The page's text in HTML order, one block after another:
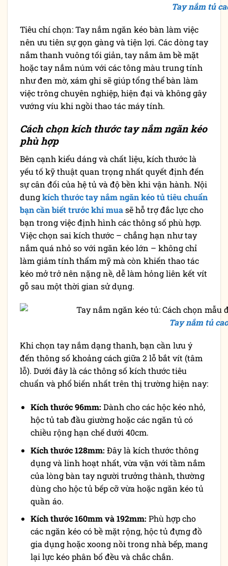
Tay nắm tủ
Tiêu chí chọn: Tay nắm ngăn kéo bàn làm việc
nên ưu tiên sự gọn gàng và tiện lợi. Các dòng tay
nắm thanh vuông tối giản, tay nắm âm bề mặt
hoặc tay nắm núm với các tông màu trung tính
như đen mờ, xám ghi sẽ giúp tổng thể bàn làm
việc trông chuyên nghiệp, hiện đại và không gây
vướng víu khi ngồi thao tác máy tính.
Cách chọn kích thước tay nắm ngăn kéo
phù hợp
Bên cạnh kiểu dáng và chất liệu, kích thước là
yếu tố kỹ thuật quan trọng nhất quyết định đến
sự cân đối của hệ tủ và độ bền khi vận hành. Nội
dungkích thước tay nắm ngăn kéo tủ tiêu chuẩn
bạn cần biết trước khi muasẽ hỗ trợ đắc lực cho
bạn trong việc định hình các thông số phù hợp.
Việc chọn sai kích thước – chẳng hạn như tay
nắm quá nhỏ so với ngăn kéo lớn – không chỉ
làm giảm tính thẩm mỹ mà còn khiến thao tác
kéo mở trở nên nặng nề, dễ làm hỏng liên kết vít
gỗ sau một thời gian sử dụng.
Tay nắm tủ
Khi chọn tay nắm dạng thanh, bạn cần lưu ý
đến thông số khoảng cách giữa 2 lỗ bắt vít (tâm
lỗ). Dưới đây là các thông số kích thước tiêu
chuẩn và phổ biến nhất trên thị trường hiện nay:
Kích thước 96mm: Dành cho các hộc kéo nhỏ,
hộc tủ tab đầu giường hoặc các ngăn tủ có
chiều rộng hạn chế dưới 40cm.
Kích thước 128mm: Đây là kích thước thông
dụng và linh hoạt nhất, vừa vặn với tầm nắm
của lòng bàn tay người trưởng thành, thường
dùng cho hộc tủ bếp cỡ vừa hoặc ngăn kéo tủ
quần áo.
Kích thước 160mm và 192mm: Phù hợp cho
các ngăn kéo có bề mặt rộng, hộc tủ đựng đồ
gia dụng hoặc xoong nồi trong nhà bếp, mang
lại lực kéo phân bổ đều và chắc chắn.